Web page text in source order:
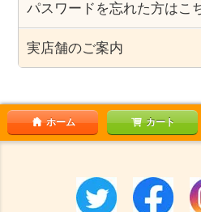
パスワードを忘れた方はこ
実店舗のご案内
ホーム カート